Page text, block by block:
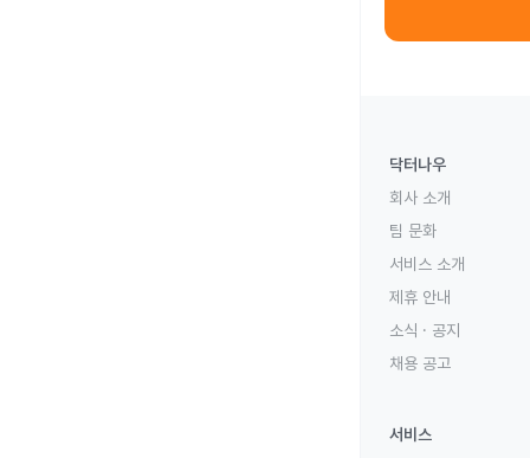
닥터나우
회사 소개
팀 문화
서비스 소개
제휴 안내
소식 · 공지
채용 공고
서비스